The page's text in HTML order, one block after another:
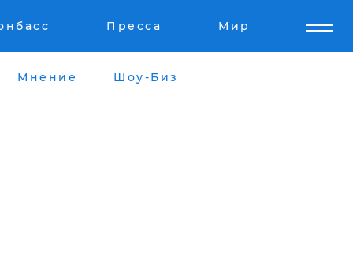
Пресса Мир
Мнение Шоу-Биз